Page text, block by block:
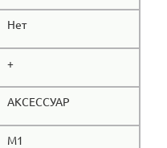
Нет
+
АКСЕССУАР
M1